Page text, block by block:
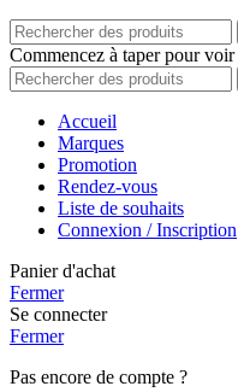
Commencez à taper pour
Accueil
Marques
Promotion
Rendez-vous
Liste de souhaits
Connexion / Inscription
Panier d'achat
Fermer
Se connecter
Fermer
Pas encore de compte ?